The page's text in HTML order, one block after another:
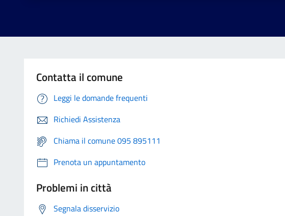
Contatta il comune
Leggi le domande frequenti
Richiedi Assistenza
Chiama il comune 095 895111
Prenota un appuntamento
Problemi in città
Segnala disservizio